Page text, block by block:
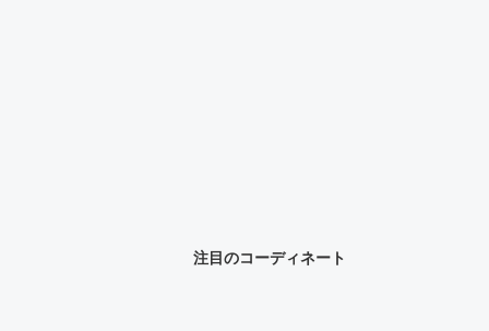
注目のコーディネート